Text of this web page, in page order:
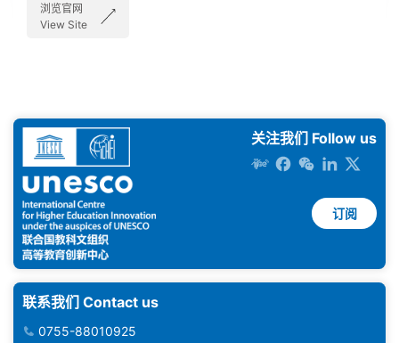
浏览官网
View Site
关注我们 Follow us
订阅
联系我们 Contact us
0755-88010925